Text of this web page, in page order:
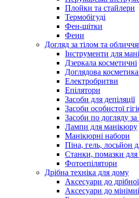
Плойки та стайлери
Термобігуді
Фен-щітки
Фени
Догляд за тілом та
Інструменти для
Дзеркала косметичні
Доглядова
Електробритви
Епілятори
Засоби для депіляції
Засоби особистої
Засоби по догляду
Лампи для манікюру
Манікюрні набори
Піна, гель, лосьйон
Станки, помазки для
Фотоепілятори
Дрібна техніка для дому
Аксесуари до
Аксесуари до